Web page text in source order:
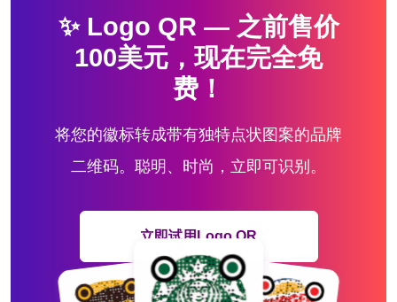
✨ Logo QR — 之前售价
100美元，现在完全免
费！
将您的徽标转成带有独特点状图案的品牌
二维码。聪明、时尚，立即可识别。
立即试用Logo QR